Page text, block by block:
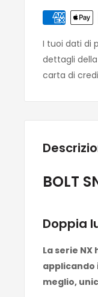
I tuoi dati di
dettagli
carta di
BOLT
Doppia
La serie
applicando
meglio,